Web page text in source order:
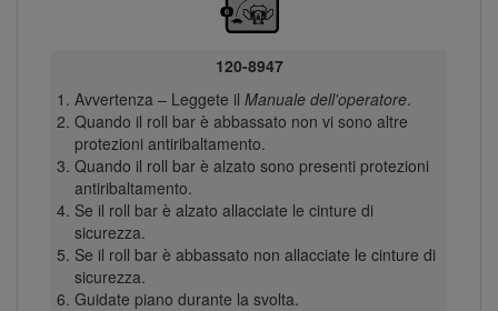
120-8947
Avvertenza – Leggete il Manuale dell'operatore.
Quando il roll bar è abbassato non vi sono altre
protezioni antiribaltamento.
Quando il roll bar è alzato sono presenti protezioni
antiribaltamento.
Se il roll bar è alzato allacciate le cinture di
sicurezza.
Se il roll bar è abbassato non allacciate le cinture di
sicurezza.
Guidate piano durante la svolta.